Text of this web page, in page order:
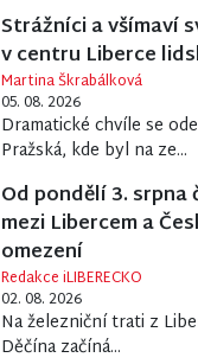
Strážníci a všímaví
v centru Liberce
Martina Škrabálková
05. 08. 2026
Dramatické chvíle se
Pražská, kde byl na ze...
Od pondělí 3.
mezi Libercem a
omezení
Redakce iLIBERECKO
02. 08. 2026
Na železniční trati z
Děčína začíná...